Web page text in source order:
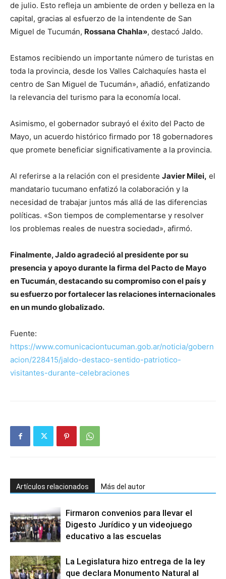
de julio. Esto refleja un ambiente de orden y belleza en la
capital, gracias al esfuerzo de la intendente de San
Miguel de Tucumán, Rossana Chahla», destacó Jaldo.
Estamos recibiendo un importante número de turistas en
toda la provincia, desde los Valles Calchaquíes hasta el
centro de San Miguel de Tucumán», añadió, enfatizando
la relevancia del turismo para la economía local.
Asimismo, el gobernador subrayó el éxito del Pacto de
Mayo, un acuerdo histórico firmado por 18 gobernadores
que promete beneficiar significativamente a la provincia.
Al referirse a la relación con el presidente Javier Milei, el
mandatario tucumano enfatizó la colaboración y la
necesidad de trabajar juntos más allá de las diferencias
políticas. «Son tiempos de complementarse y resolver
los problemas reales de nuestra sociedad», afirmó.
Finalmente, Jaldo agradeció al presidente por su
presencia y apoyo durante la firma del Pacto de Mayo
en Tucumán, destacando su compromiso con el país y
su esfuerzo por fortalecer las relaciones internacionales
en un mundo globalizado.
Fuente:
https://www.comunicaciontucuman.gob.ar/noticia/gobern
acion/228415/jaldo-destaco-sentido-patriotico-
visitantes-durante-celebraciones
Artículos relacionados Más del autor
Firmaron convenios para llevar el
Digesto Jurídico y un videojuego
educativo a las escuelas
La Legislatura hizo entrega de la ley
que declara Monumento Natural al